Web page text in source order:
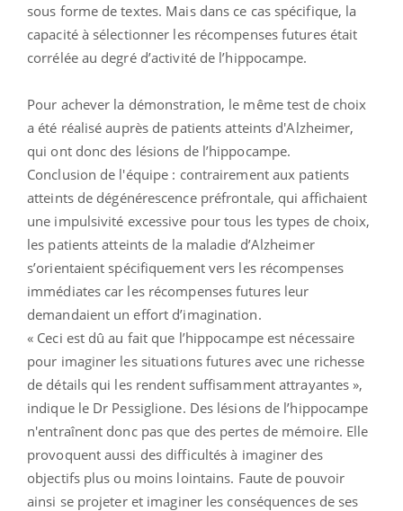
sous forme de textes. Mais dans ce cas spécifique, la
capacité à sélectionner les récompenses futures était
corrélée au degré d’activité de l’hippocampe.
Pour achever la démonstration, le même test de choix
a été réalisé auprès de patients atteints d'Alzheimer,
qui ont donc des lésions de l’hippocampe.
Conclusion de l'équipe : contrairement aux patients
atteints de dégénérescence préfrontale, qui affichaient
une impulsivité excessive pour tous les types de choix,
les patients atteints de la maladie d’Alzheimer
s’orientaient spécifiquement vers les récompenses
immédiates car les récompenses futures leur
demandaient un effort d’imagination.
« Ceci est dû au fait que l’hippocampe est nécessaire
pour imaginer les situations futures avec une richesse
de détails qui les rendent suffisamment attrayantes »,
indique le Dr Pessiglione. Des lésions de l’hippocampe
n'entraînent donc pas que des pertes de mémoire. Elle
provoquent aussi des difficultés à imaginer des
objectifs plus ou moins lointains. Faute de pouvoir
ainsi se projeter et imaginer les conséquences de ses